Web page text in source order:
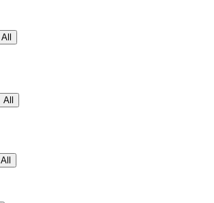
All
All
All